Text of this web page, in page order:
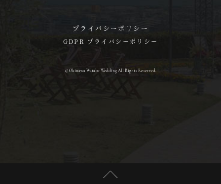
プライバシーポリシー
GDPR プライバシーポリシー
© Okinawa Watabe Wedding All Rights Reserved.